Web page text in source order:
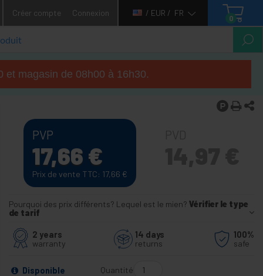
Créer compte Connexion / EUR / FR
0
et magasin de 08h00 à 16h30.
PVP
17,66 €
Prix de vente TTC: 17,66 €
Pourquoi des prix différents? Lequel est le mien? Vérifier le type
de tarif
2 years
warranty
14 days
returns
100%
safe
Disponible Quantité